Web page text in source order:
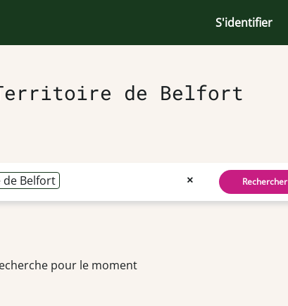
S'identifier
de Belfort
×
de Belfort Rechercher
pour le moment